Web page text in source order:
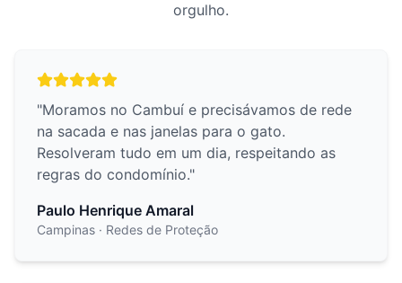
orgulho.
"Moramos no Cambuí e precisávamos de rede
na sacada e nas janelas para o gato.
Resolveram tudo em um dia, respeitando as
regras do condomínio."
Paulo Henrique Amaral
Campinas · Redes de Proteção